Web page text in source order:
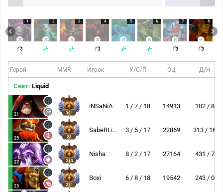
1 2 3 4 5 6 7 8
Герой MMR Игрок У/С/П ОЦ Д/Н
Свет: Liquid
21 391
iNSaNiA 1 / 7 / 18 14913 102 / 8
25 23
SabeRLight- 3 / 5 / 17 22869 313 / 16
27 213
Nisha 8 / 2 / 17 27164 431 / 7
25 271
Boxi 6 / 8 / 18 19542 243 / 0